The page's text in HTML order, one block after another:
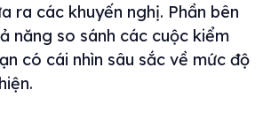
ra các khuyến nghị. Phần bên
năng so sánh các cuộc kiểm
có cái nhìn sâu sắc về mức độ